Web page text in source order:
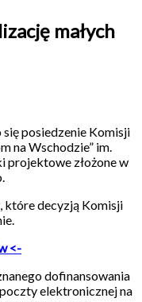
małych
posiedzenie Komisji
na Wschodzie” im.
projektowe złożone w
które decyzją Komisji
<-
dofinansowania
elektronicznej na